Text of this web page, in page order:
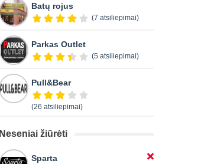
Batų rojus
(7 atsiliepimai)
Parkas Outlet
(5 atsiliepimai)
Pull&Bear
(26 atsiliepimai)
Neseniai žiūrėti
Sparta